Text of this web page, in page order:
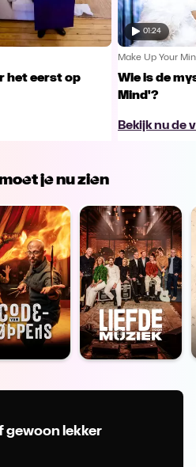
het eerst op
01:24
Make Up Your
Wie is de
Mind'?
Bekijk nu de
je nu zien
gewoon lekker